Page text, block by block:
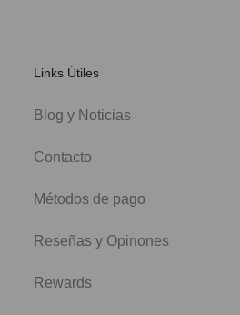
Links Útiles
Blog y Noticias
Contacto
Métodos de pago
Reseñas y Opinones
Rewards